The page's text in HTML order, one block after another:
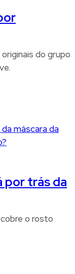
do grupo
por trás da
o rosto